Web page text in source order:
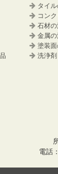
タイ
コン
石材の
金属の
塗装面
洗浄
電話 ：